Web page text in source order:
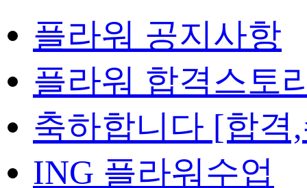
플라워 공지사항
플라워 합격스토
축하합니다 [합격
ING 플라워수업